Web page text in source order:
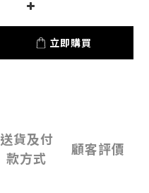
立即購買
送貨及付
款方式
顧客評價